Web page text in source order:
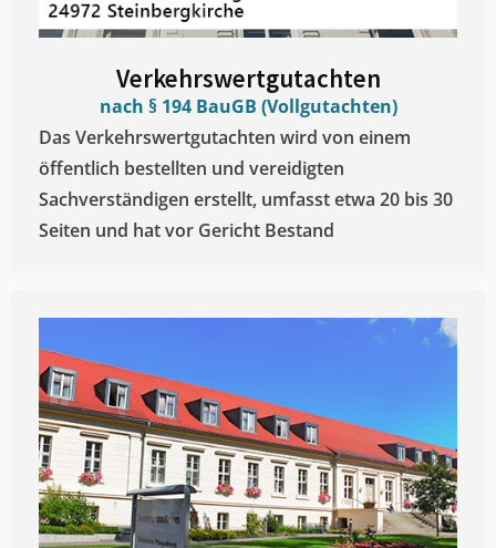
Verkehrswertgutachten
nach § 194 BauGB (Vollgutachten)
Das Verkehrswertgutachten wird von einem
öffentlich bestellten und vereidigten
Sachverständigen erstellt, umfasst etwa 20 bis 30
Seiten und hat vor Gericht Bestand